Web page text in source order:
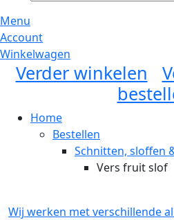
Menu
Account
Winkelwagen
Verder winkelen
Home
Bestellen
Schnitten, sloffen
Vers fruit slof
Wij werken met verschillende